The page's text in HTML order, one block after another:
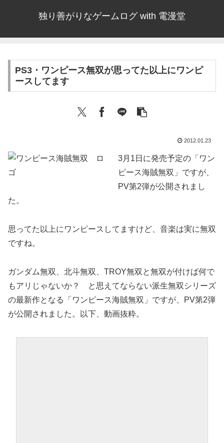
独り善がりなゲームログ with 電漫堂
PS3・ワンピース無双が思ってた以上にワンピ
ースしてます
2012.01.23
3月1日に発売予定の「ワン
ピース海賊無双」ですが、
PV第2弾が公開されまし
た。
思ってた以上にワンピースしてますけど、音楽は実に無双
ですね。
ガンダム無双、北斗無双、TROY無双と無双が付けば何で
もアリじゃないか？ と思えてならない派生無双シリーズ
の最新作となる「ワンピース海賊無双」ですが、PV第2弾
が公開されました。以下、動画抜粋。